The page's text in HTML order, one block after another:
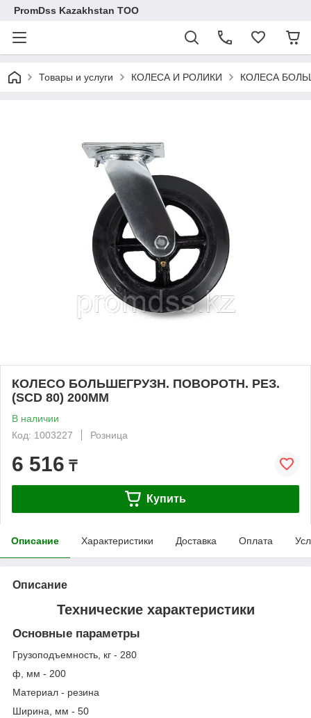
PromDss Kazakhstan TOO
Товары и услуги КОЛЕСА И РОЛИКИ КОЛЕСА
КОЛЕСО БОЛЬШЕГРУЗН. ПОВОРОТН. РЕЗ.
(SCD 80) 200ММ
В наличии
Код: 1003227
Розница
6 516 ₸
Купить
Описание Характеристики Доставка Оплата
Описание
Технические характеристики
Основные параметры
Грузоподъемность, кг - 280
ф, мм - 200
Материал - резина
Ширина, мм - 50